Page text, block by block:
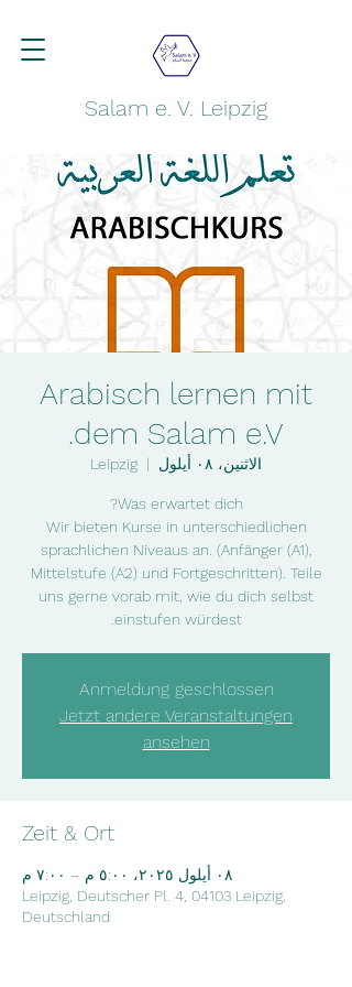
Salam e. V. Leipzig
Arabisch lernen mit
dem Salam e.V.
الاثنين، ٠٨ أيلول
  |
Leipzig
Wir bieten Kurse in unterschiedlichen
sprachlichen Niveaus an. (Anfänger (A1),
Mittelstufe (A2) und Fortgeschritten). Teile
uns gerne vorab mit, wie du dich selbst
einstufen würdest.
Anmeldung geschlossen
Jetzt andere Veranstaltungen
ansehen
Zeit & Ort
٠٨ أيلول ٢٠٢٥، ٥:٠٠ م – ٧:٠٠ م
Leipzig, Deutscher Pl. 4, 04103 Leipzig,
Deutschland